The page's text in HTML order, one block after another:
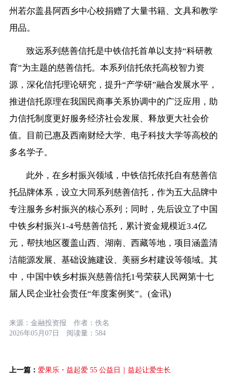
州若尔盖县阿西乡中心校捐赠了大量书籍、文具和教学
用品。
致远系列慈善信托是中铁信托首单以支持“科研教
育”为主题的慈善信托。本系列信托依托高校智力资
源，深化信托理论研究，提升“产学研”融合发展水平，
推进信托原理在我国民商事关系协调中的广泛应用，助
力信托制度更好服务经济社会发展、释放更大社会价
值。目前已惠及西南财经大学、电子科技大学等高校的
多名学子。
此外，在乡村振兴领域，中铁信托依托自有慈善信
托品牌体系，设立大同系列慈善信托，作为五大品牌中
专注服务乡村振兴的核心系列；同时，先后设立了中国
中铁乡村振兴1-4号慈善信托，累计资金规模近3.4亿
元，帮扶地区覆盖山西、湖南、西藏等地，项目涵盖清
洁能源发展、基础设施建设、美丽乡村建设等领域。其
中，中国中铁乡村振兴慈善信托1号荣获人民网第十七
届人民企业社会责任“年度案例奖”。(金讯)
来源： 金融投资报 作者：佚名
2026年05月07日
阅读量： 584
上一篇： 爱果乐・益起爱 55 公益日｜益起让爱生长